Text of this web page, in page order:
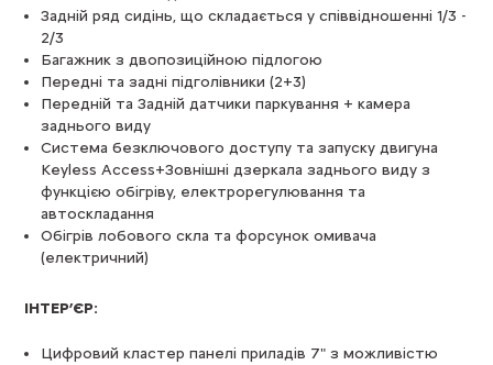
Задній ряд сидінь, що складається у співвідношенні 1/3 -
2/3
Багажник з двопозиційною підлогою
Передні та задні підголівники (2+3)
Передній та Задній датчики паркування + камера
заднього виду
Система безключового доступу та запуску двигуна
Keyless Access+Зовнішні дзеркала заднього виду з
функцією обігріву, електрорегулювання та
автоскладання
Обігрів лобового скла та форсунок омивача
(електричний)
ІНТЕР’ЄР:
Цифровий кластер панелі приладів 7" з можливістю